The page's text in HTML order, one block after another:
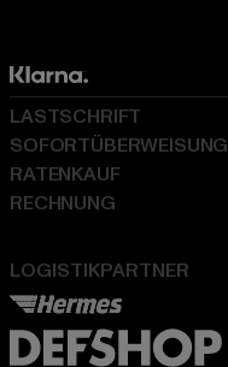
LOGISTIKPARTNER
LASTSCHRIFT
SOFORTÜBERWEISUNG
RATENKAUF
RECHNUNG